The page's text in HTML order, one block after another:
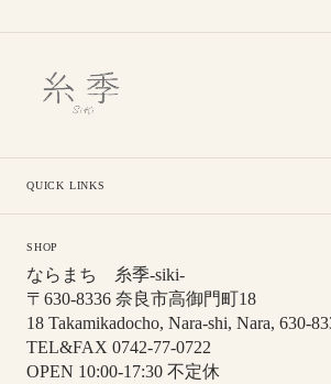
QUICK LINKS
SHOP
ならまち 糸季-siki-
〒630-8336 奈良市高御門町18
18 Takamikadocho, Nara-shi, Nara, 630-
TEL&FAX 0742-77-0722
OPEN 10:00-17:30 不定休